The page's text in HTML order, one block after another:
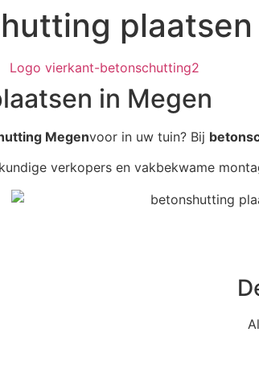
in Megen
Megenvoor in uw tuin? Bij
verkopers en vakbekwame